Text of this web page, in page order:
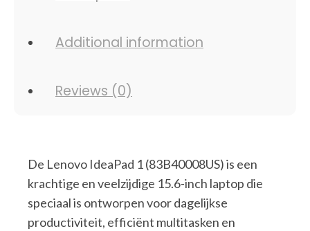
Additional information
Reviews (0)
De Lenovo IdeaPad 1 (83B40008US) is een
krachtige en veelzijdige 15.6-inch laptop die
speciaal is ontworpen voor dagelijkse
productiviteit, efficiënt multitasken en